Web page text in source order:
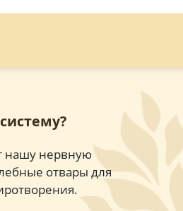
нашу нервную
отвары для